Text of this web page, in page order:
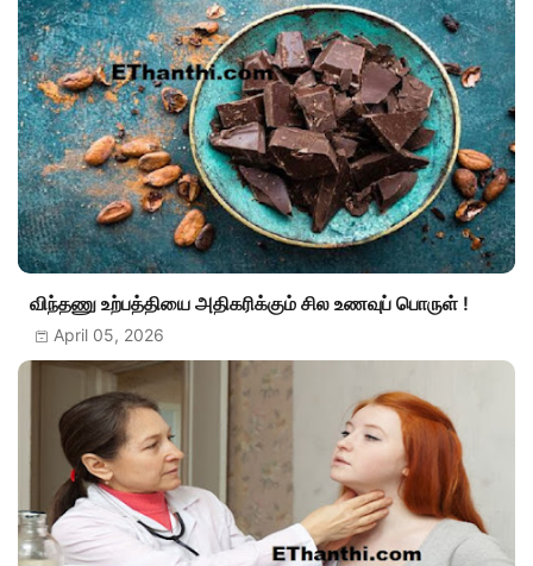
விந்தணு உற்பத்தியை அதிகரிக்கும் சில உணவுப் பொருள் !
April 05, 2026